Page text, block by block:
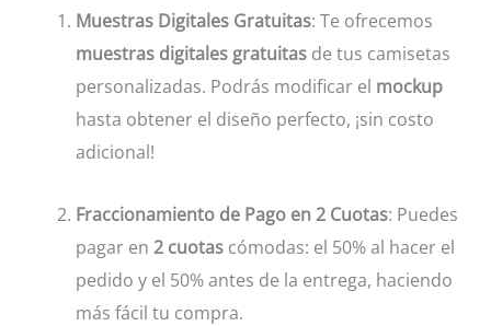
Muestras Digitales Gratuitas: Te ofrecemos
muestras digitales gratuitas de tus camisetas
personalizadas. Podrás modificar el mockup
hasta obtener el diseño perfecto, ¡sin costo
adicional!
Fraccionamiento de Pago en 2 Cuotas: Puedes
pagar en2 cuotas cómodas: el 50% al hacer el
pedido y el 50% antes de la entrega, haciendo
más fácil tu compra.